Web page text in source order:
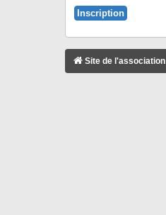
Inscription
Site de l'association